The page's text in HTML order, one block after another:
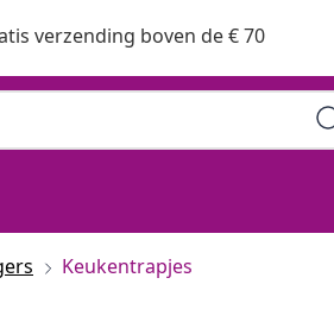
verzending boven de € 70
Keukentrapjes